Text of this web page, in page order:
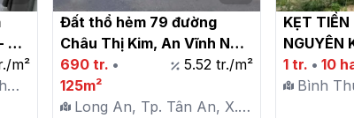
m²
Đất thổ hẻm 79 đường
Châu Thị Kim, An Vĩnh Ngãi
, Tp Tân An , Long An
690 tr. •
125m²
5.52 tr./m²
Long An, Tp. Tân An, X.
KẸT TIỀN
NGUYÊN
1 tr. • 10
Bình